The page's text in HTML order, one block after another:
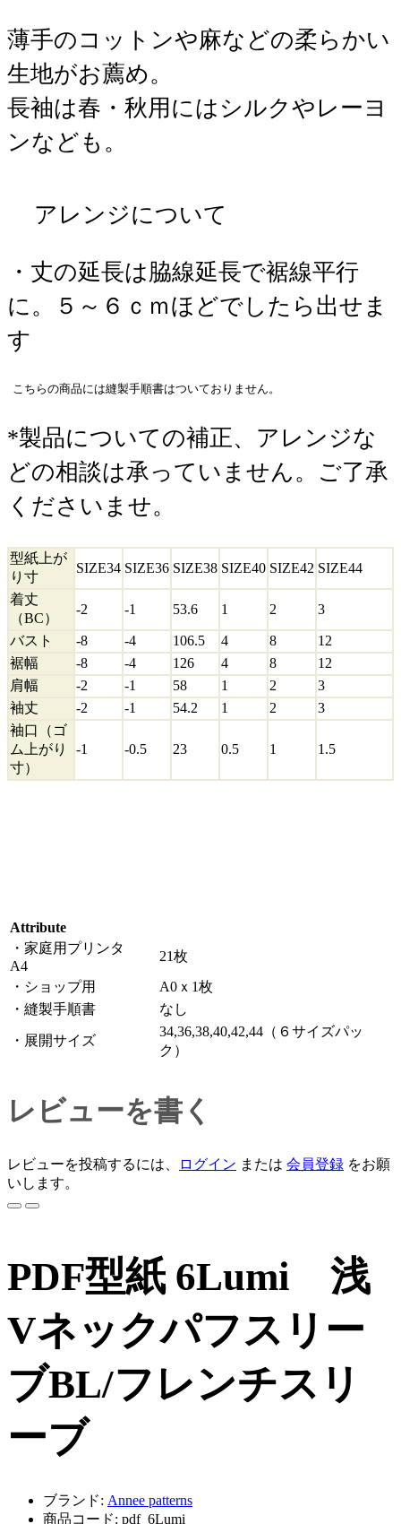
薄手のコットンや麻などの柔らかい
生地がお薦め。
長袖は春・秋用にはシルクやレーヨ
ンなども。
アレンジについて
・丈の延長は脇線延長で裾線平行
に。５～６ｃｍほどでしたら出せま
す
こちらの商品には縫製手順書はついておりません。
*製品についての補正、アレンジな
どの相談は承っていません。ご了承
くださいませ。
型紙上が
り寸
SIZE34 SIZE36 SIZE38 SIZE40 SIZE42 SIZE44
着丈
（BC）
-2 -1 53.6 1 2 3
バスト -8 -4 106.5 4 8
12
裾幅
-8 -4 126 4 8
12
肩幅
-2 -1 58 1 2
3
袖丈
-2 -1 54.2 1 2
3
袖口（ゴ
ム上がり
寸）
-1 -0.5 23 0.5 1 1.5
Attribute
・家庭用プリンタ
A4
21枚
・ショップ用
A0ｘ1枚
・縫製手順書
なし
・展開サイズ
34,36,38,40,42,44（６サイズパッ
ク）
レビューを書く
レビューを投稿するには、 ログイン または 会員登録 をお願
いします。
PDF型紙 6Lumi 浅
Vネックパフスリー
ブBL/フレンチスリ
ーブ
ブランド: Annee patterns
商品コード: pdf_6Lumi